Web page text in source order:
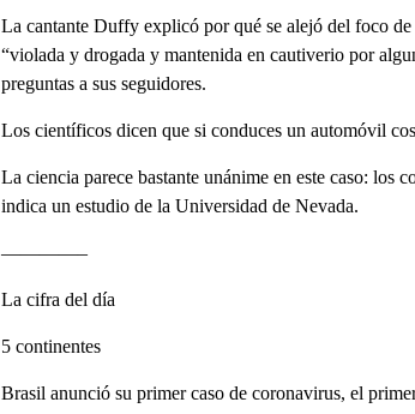
La cantante Duffy explicó por qué se alejó del foco
“violada y drogada y mantenida en cautiverio por
preguntas a sus seguidores.
Los científicos dicen que si conduces un automóvil
La ciencia parece bastante unánime en este caso: los
indica un estudio de la Universidad de Nevada.
————–
La cifra del día
5 continentes
Brasil anunció su primer caso de coronavirus, el